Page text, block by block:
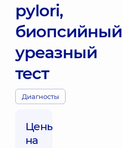
pylori,
биопсийный
уреазный
тест
Диагносты
Цены
на